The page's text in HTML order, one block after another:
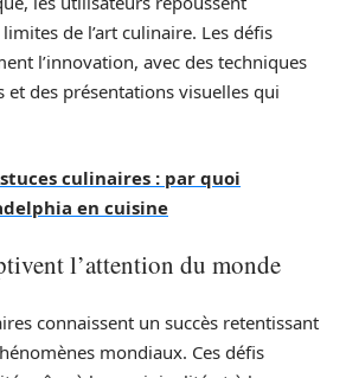
de l’art culinaire. Les défis
l’innovation, avec des techniques
et des présentations visuelles qui
culinaires : par quoi
en cuisine
l’attention du monde
connaissent un succès retentissant
mondiaux. Ces défis